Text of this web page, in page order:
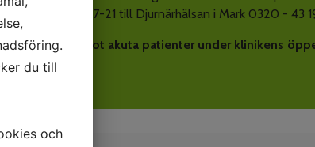
kvällstid 17-21 till Djurnärhälsan i Mark 0320 - 43
Vi tar emot akuta patienter under klinikens
du till
och